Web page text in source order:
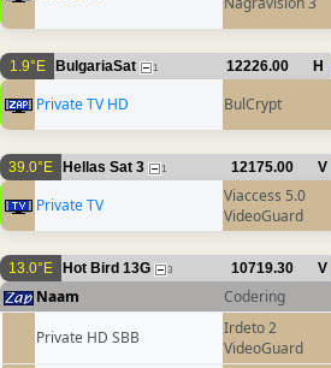
1.9°E BulgariaSat 1 12226.00 H
Private TV HD BulCrypt
39.0°E Hellas Sat 3 1 12175.00 V
Private TV
Viaccess 5.0
VideoGuard
13.0°E Hot Bird 13G 3 10719.30 V
Naam Codering
Private HD SBB
Irdeto 2
VideoGuard